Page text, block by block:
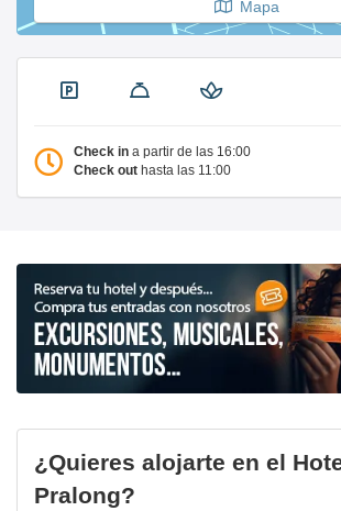
Mapa
Check in a partir de las 16:00
Check out hasta las 11:00
¿Quieres alojarte en el
Pralong?